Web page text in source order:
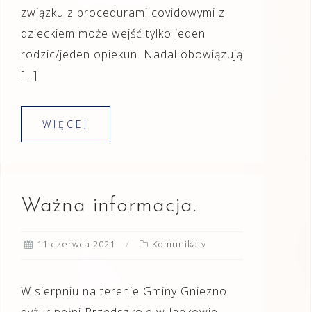
związku z procedurami covidowymi z
dzieckiem może wejść tylko jeden
rodzic/jeden opiekun. Nadal obowiązują
[…]
WIĘCEJ
Ważna informacja.
11 czerwca 2021 Komunikaty
W sierpniu na terenie Gminy Gniezno